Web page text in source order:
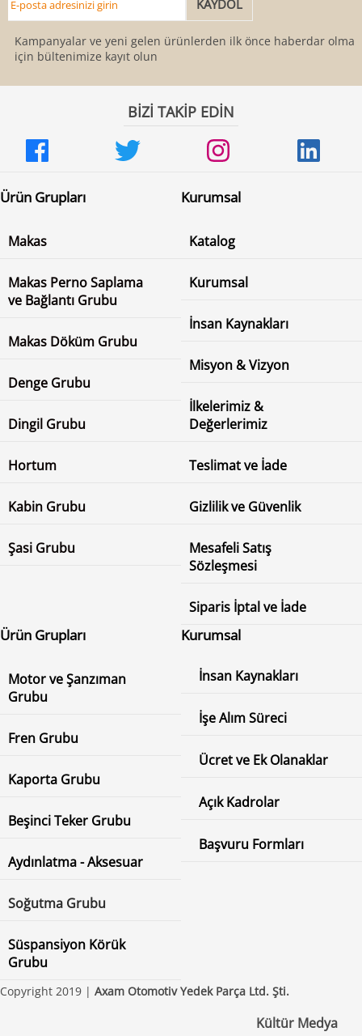
Kampanyalar ve yeni gelen ürünlerden ilk önce haberdar olmak
için bültenimize kayıt olun
BİZİ TAKİP EDİN
Ürün Grupları
Makas
Makas Perno Saplama
ve Bağlantı Grubu
Makas Döküm Grubu
Denge Grubu
Dingil Grubu
Hortum
Kabin Grubu
Şasi Grubu
Kurumsal
Katalog
Kurumsal
İnsan Kaynakları
Misyon & Vizyon
İlkelerimiz &
Değerlerimiz
Teslimat ve İade
Gizlilik ve Güvenlik
Mesafeli Satış
Sözleşmesi
Siparis İptal ve İade
Ürün Grupları
Motor ve Şanzıman
Grubu
Fren Grubu
Kaporta Grubu
Beşinci Teker Grubu
Aydınlatma - Aksesuar
Soğutma Grubu
Süspansiyon Körük
Grubu
Kurumsal
İnsan Kaynakları
İşe Alım Süreci
Ücret ve Ek Olanaklar
Açık Kadrolar
Başvuru Formları
Copyright 2019 | Axam Otomotiv Yedek Parça Ltd. Şti.
Kültür Medya